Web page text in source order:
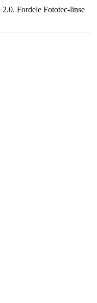
Fordele Fototec-linse